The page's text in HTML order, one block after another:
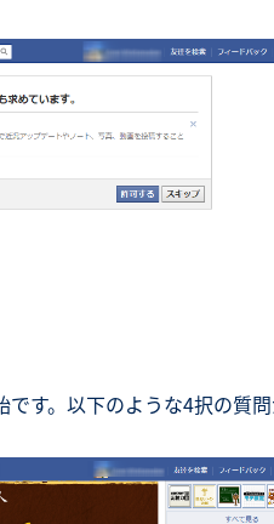
す。以下のような4択の質